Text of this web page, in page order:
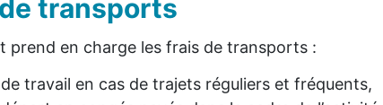
transports
prend en charge les frais de transports :
travail en cas de trajets réguliers et fréquents,